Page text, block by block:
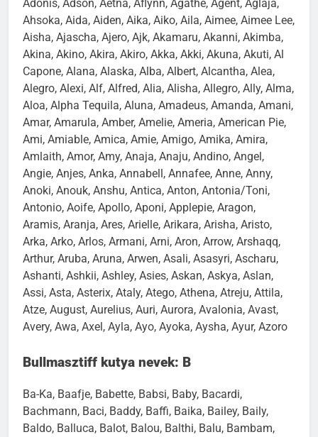
Adonis, Adson, Aetna, Aflynn, Agathe, Agent, Aglaja,
Ahsoka, Aida, Aiden, Aika, Aiko, Aila, Aimee, Aimee Lee,
Aisha, Ajascha, Ajero, Ajk, Akamaru, Akanni, Akimba,
Akina, Akino, Akira, Akiro, Akka, Akki, Akuna, Akuti, Al
Capone, Alana, Alaska, Alba, Albert, Alcantha, Alea,
Alegro, Alexi, Alf, Alfred, Alia, Alisha, Allegro, Ally, Alma,
Aloa, Alpha Tequila, Aluna, Amadeus, Amanda, Amani,
Amar, Amarula, Amber, Amelie, Ameria, American Pie,
Ami, Amiable, Amica, Amie, Amigo, Amika, Amira,
Amlaith, Amor, Amy, Anaja, Anaju, Andino, Angel,
Angie, Anjes, Anka, Annabell, Annafee, Anne, Anny,
Anoki, Anouk, Anshu, Antica, Anton, Antonia/Toni,
Antonio, Aoife, Apollo, Aponi, Applepie, Aragon,
Aramis, Aranja, Ares, Arielle, Arikara, Arisha, Aristo,
Arka, Arko, Arlos, Armani, Arni, Aron, Arrow, Arshaqq,
Arthur, Aruba, Aruna, Arwen, Asali, Asasyri, Ascharu,
Ashanti, Ashkii, Ashley, Asies, Askan, Askya, Aslan,
Assi, Asta, Asterix, Ataly, Atego, Athena, Atreju, Attila,
Atze, August, Aurelius, Auri, Aurora, Avalonia, Avast,
Avery, Awa, Axel, Ayla, Ayo, Ayoka, Aysha, Ayur, Azoro
Bullmasztiff kutya nevek: B
Ba-Ka, Baafje, Babette, Babsi, Baby, Bacardi,
Bachmann, Baci, Baddy, Baffi, Baika, Bailey, Baily,
Baldo, Balluca, Balot, Balou, Balthi, Balu, Bambam,